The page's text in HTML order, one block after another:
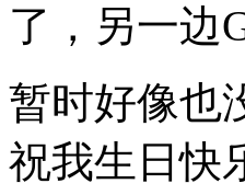
了，另一边
暂时好像也
祝我生日快